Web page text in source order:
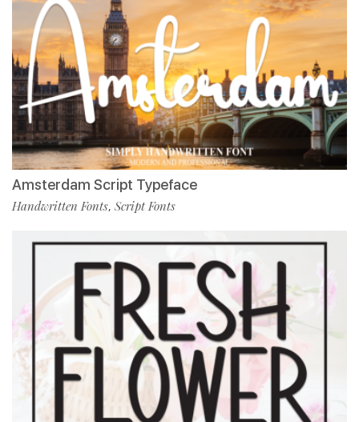
Amsterdam Script Typeface
Handwritten Fonts, Script Fonts